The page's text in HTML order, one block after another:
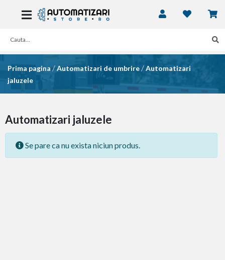
Prima pagina /Automatizari de umbrire /Automatizari
jaluzele
Automatizari jaluzele
Se pare ca nu exista niciun produs.